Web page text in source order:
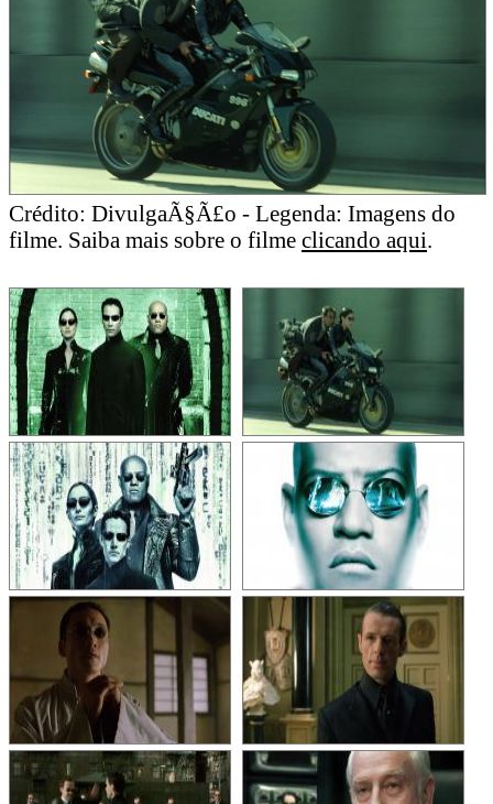
Crédito: DivulgaÃ§Ã£o - Legenda: Imagens do
filme. Saiba mais sobre o filme clicando aqui.